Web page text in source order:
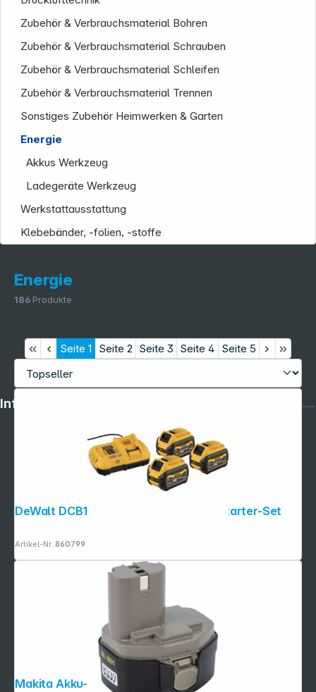
Zubehör & Verbrauchsmaterial Bohren
Zubehör & Verbrauchsmaterial Schrauben
Zubehör & Verbrauchsmaterial Schleifen
Zubehör & Verbrauchsmaterial Trennen
Sonstiges Zubehör Heimwerken & Garten
Energie
Akkus Werkzeug
Ladegeräte Werkzeug
Werkstattausstattung
Klebebänder, -folien, -stoffe
Energie
186 Produkte
Seite 1 Seite 2 Seite 3 Seite 4 Seite 5
DeWalt DCB118X3-QW 3x 54V Akku-Starter-Set
Artikel-Nr.:860799
Makita Akku-1434 NI-MH 14,4V 2,5Ah
Informationen